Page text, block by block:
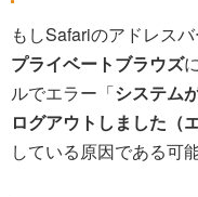
もしSafariのアドレス
プライベートブラウズ
ルでエラー「システム
ログアウトしました（
している原因である可